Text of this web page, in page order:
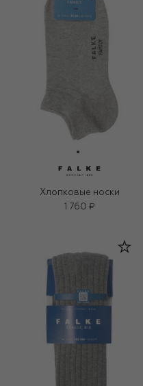
Хлопковые носки
1 760 ₽